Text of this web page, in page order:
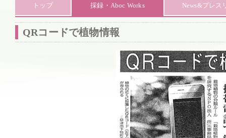
トップ 採録・Aboc Works News&プレス
QRコードで植物情報